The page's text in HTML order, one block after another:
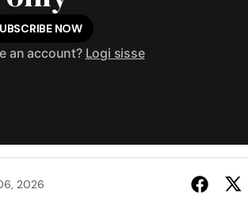
NOW
an account? Logi sisse
2026